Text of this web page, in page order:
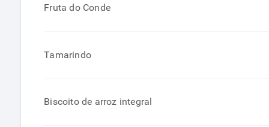
Fruta do Conde
Tamarindo
Biscoito de arroz integral